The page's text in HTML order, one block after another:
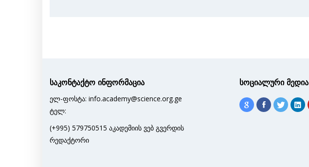
საკონტაქტო ინფორმაცია
ელ-ფოსტა: info.academy@science.org.ge
ტელ:
(+995) 579750515 აკადემიის ვებ გვერდის
რედაქტორი
სოციალური მედია